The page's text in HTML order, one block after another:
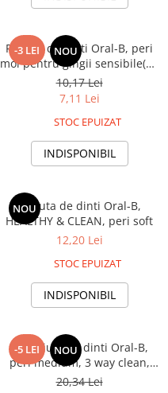
-3 LEI NOU
Periuta de dinti Oral-B, peri
moi pentru gingii sensibile(ES
- extra soft), diferite culori
10,17 Lei
7,11 Lei
STOC EPUIZAT
INDISPONIBIL
NOU
Periuta de dinti Oral-B,
HEALTHY & CLEAN, peri soft
12,20 Lei
STOC EPUIZAT
INDISPONIBIL
-5 LEI NOU
3x Periuta de dinti Oral-B,
peri medium, 3 way clean,
diferite culori
20,34 Lei